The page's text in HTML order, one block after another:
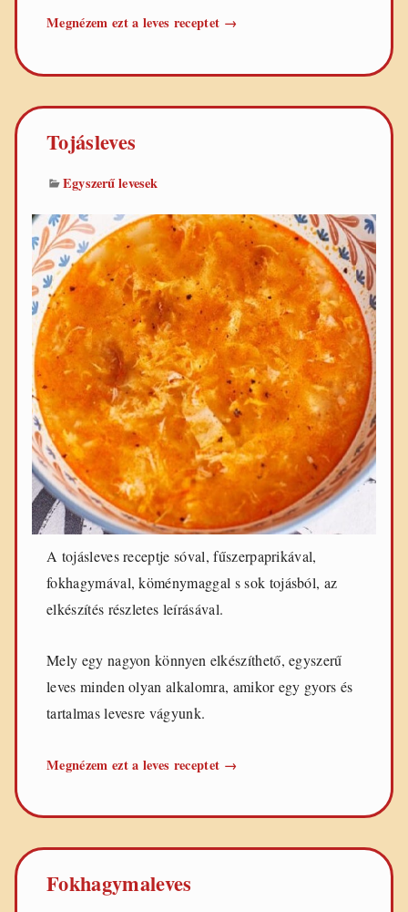
Megnézem ezt a leves receptet Egyszerű
→
Tojásleves
Egyszerű levesek
A tojásleves receptje sóval, fűszerpaprikával,
fokhagymával, köménymaggal s sok tojásból, az
elkészítés részletes leírásával.
Mely egy nagyon könnyen elkészíthető, egyszerű
leves minden olyan alkalomra, amikor egy gyors és
tartalmas levesre vágyunk.
Megnézem ezt a leves receptet Tojásleves
→
Fokhagymaleves